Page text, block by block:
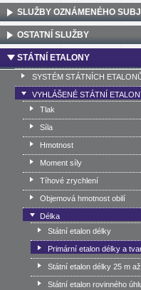
SLUŽBY OZNÁMENÉHO
OSTATNÍ SLUŽBY
STÁTNÍ ETALONY
SYSTÉM STÁTNÍCH
VYHLÁŠENÉ STÁTNÍ
Tlak
Síla
Hmotnost
Moment síly
Tíhové zrychlení
Objemová hmotnost obilí
Délka
Státní etalon délky
Primární etalon délky a
Státní etalon délky 25 m
Státní etalon rovinného